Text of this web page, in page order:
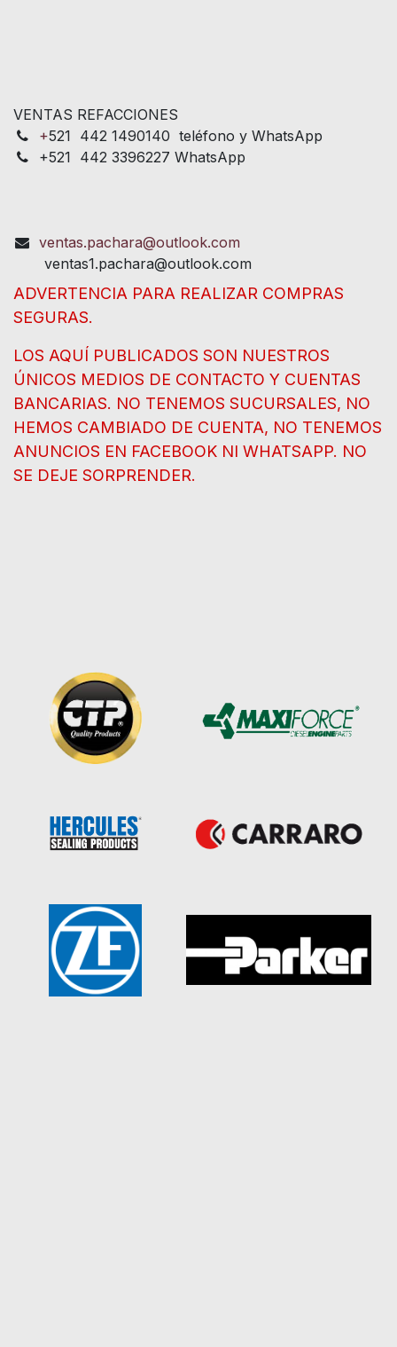
VENTAS REFACCIONES
+521 442 1490140 teléfono y WhatsApp
+521 442 3396227 WhatsApp
ventas.pachara@outlook.com
ventas1.pachara@outlook.com
ADVERTENCIA PARA REALIZAR COMPRAS
SEGURAS.
LOS AQUÍ PUBLICADOS SON NUESTROS
ÚNICOS MEDIOS DE CONTACTO Y CUENTAS
BANCARIAS. NO TENEMOS SUCURSALES, NO
HEMOS CAMBIADO DE CUENTA, NO TENEMOS
ANUNCIOS EN FACEBOOK NI WHATSAPP. NO
SE DEJE SORPRENDER.